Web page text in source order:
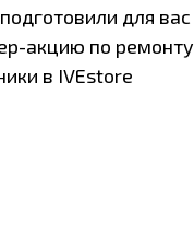
для вас
акцию по ремонту
в IVEstore